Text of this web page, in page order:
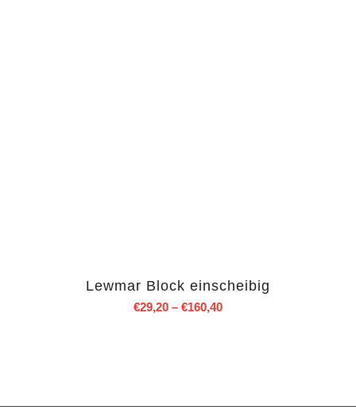
Lewmar Block einscheibig
€29,20– €160,40